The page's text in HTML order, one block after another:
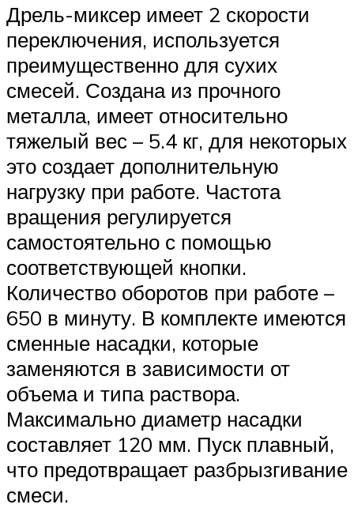
Дрель-миксер имеет 2 скорости
переключения, используется
преимущественно для сухих
смесей. Создана из прочного
металла, имеет относительно
тяжелый вес – 5.4 кг, для некоторых
это создает дополнительную
нагрузку при работе. Частота
вращения регулируется
самостоятельно с помощью
соответствующей кнопки.
Количество оборотов при работе –
650 в минуту. В комплекте имеются
сменные насадки, которые
заменяются в зависимости от
объема и типа раствора.
Максимально диаметр насадки
составляет 120 мм. Пуск плавный,
что предотвращает разбрызгивание
смеси.